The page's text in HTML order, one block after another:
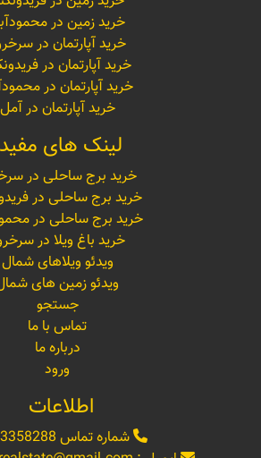
خرید زمین در
خرید آپارتمان در
خرید آپارتمان در
خرید آپارتمان در
خرید آپارتمان در آمل
لینک های مفید
خرید برج ساحلی در
خرید برج ساحلی در
خرید برج ساحلی در
خرید باغ ویلا در
ویدئو ویلاهای شمال
ویدئو زمین های
جستجو
تماس با ما
درباره ما
ورود
اطلاعات
شماره تماس